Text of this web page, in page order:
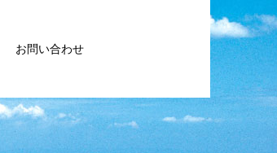
お問い合わせ